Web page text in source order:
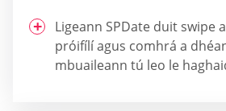
Ligeann SPDate duit swipe
próifílí agus comhrá a
mbuaileann tú leo le